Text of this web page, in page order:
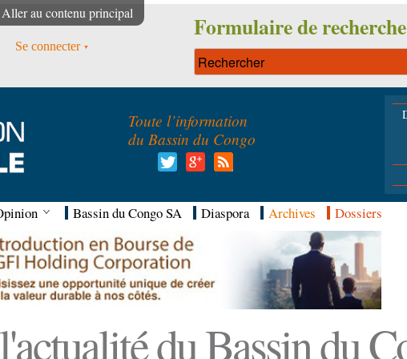
Aller au contenu principal
Se connecter
Formulaire de recherche
Toute l’information
du Bassin du Congo
Bassin du Congo SA Diaspora Archives Dossiers
du Bassin du